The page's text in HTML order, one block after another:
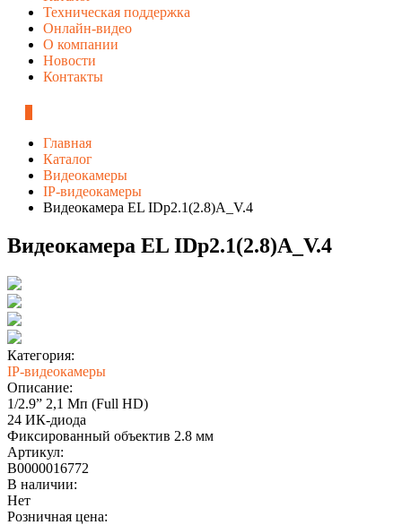
Техническая поддержка
Онлайн-видео
О компании
Новости
Контакты
Главная
Каталог
Видеокамеры
IP-видеокамеры
Видеокамера EL IDp2.1(2.8)A_V.4
Видеокамера EL IDp2.1(2.8)A_V.4
Категория:
IP-видеокамеры
Описание:
1/2.9” 2,1 Мп (Full HD)
24 ИК-диода
Фиксированный объектив 2.8 мм
Артикул:
В0000016772
В наличии:
Нет
Розничная цена: